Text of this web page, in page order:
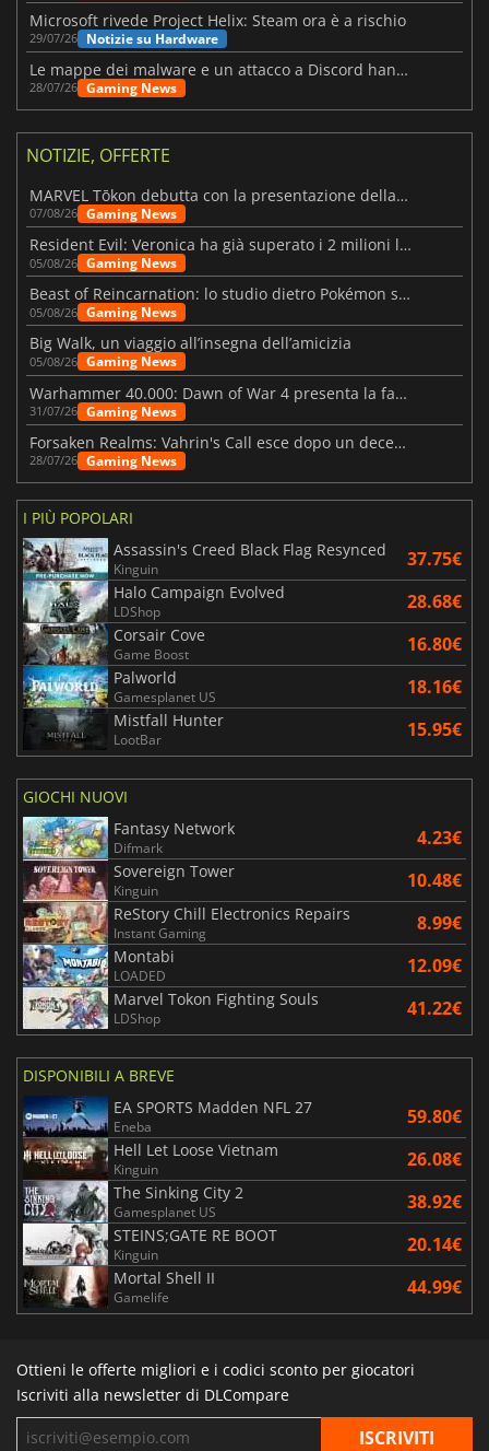
Microsoft rivede Project Helix: Steam ora è a rischio
29/07/26 Notizie su Hardware
Le mappe dei malware e un attacco a Discord hanno colpito Meccha Chameleon
28/07/26 Gaming News
NOTIZIE, OFFERTE
MARVEL Tōkon debutta con la presentazione della roadmap per il primo anno
07/08/26 Gaming News
Resident Evil: Veronica ha già superato i 2 milioni liste dei desideri
05/08/26 Gaming News
Beast of Reincarnation: lo studio dietro Pokémon su una nuova strada
05/08/26 Gaming News
Big Walk, un viaggio all’insegna dell’amicizia
05/08/26 Gaming News
Warhammer 40.000: Dawn of War 4 presenta la fazione dei Necron
31/07/26 Gaming News
Forsaken Realms: Vahrin's Call esce dopo un decennio di sviluppo
28/07/26 Gaming News
I PIÙ POPOLARI
Assassin's Creed Black Flag Resynced
Kinguin 37.75€
Halo Campaign Evolved
LDShop 28.68€
Corsair Cove
Game Boost 16.80€
Palworld
Gamesplanet US 18.16€
Mistfall Hunter
LootBar 15.95€
GIOCHI NUOVI
Fantasy Network
Difmark 4.23€
Sovereign Tower
Kinguin 10.48€
ReStory Chill Electronics Repairs
Instant Gaming 8.99€
Montabi
LOADED 12.09€
Marvel Tokon Fighting Souls
LDShop 41.22€
DISPONIBILI A BREVE
EA SPORTS Madden NFL 27
Eneba 59.80€
Hell Let Loose Vietnam
Kinguin 26.08€
The Sinking City 2
Gamesplanet US 38.92€
STEINS;GATE RE BOOT
Kinguin 20.14€
Mortal Shell II
Gamelife 44.99€
Ottieni le offerte migliori e i codici sconto per giocatori
Iscriviti alla newsletter di DLCompare